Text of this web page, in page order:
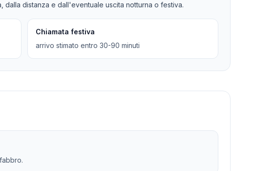
distanza e dall'eventuale uscita notturna o festiva.
Chiamata festiva
arrivo stimato entro 30-90 minuti